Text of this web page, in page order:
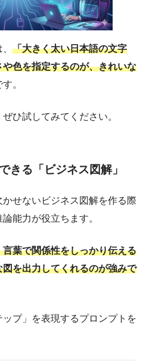
「大きく太い日本語の文字
色を指定するのが、きれいな
す。
ひ試してみてください。
きる「ビジネス図解」
せないビジネス図解を作る際
能力が役立ちます。
葉で関係性をしっかり伝える
を出力してくれるのが強みで
プ」を表現するプロンプトを